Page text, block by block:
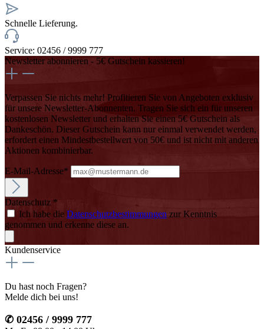
Schnelle Lieferung.
Service: 02456 / 9999 777
Newsletter abonnieren - 5€ Gutschein kassieren!
Verpassen Sie nichts mehr! Profitieren Sie von Angeboten exklusiv
für unsere Newsletter-Abonnenten. Tragen Sie sich ein für unseren
kostenlosen Newsletter und erhalten Sie einen 5€ Gutschein als
Dankeschön. Dieser Gutschein kann nur einmal verwendet werden,
erfordert einen Mindestbestellwert von 50€ und ist nicht mit anderen
Aktionen kombinierbar.
E-Mail-Adresse*
Datenschutz *
Ich habe die Datenschutzbestimmungen zur Kenntnis
genommen und erkenne diese an.
Kundenservice
Du hast noch Fragen?
Melde dich bei uns!
✆ 02456 / 9999 777